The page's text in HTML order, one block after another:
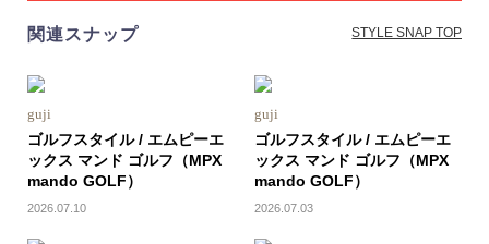
関連スナップ STYLE SNAP TOP
guji
ゴルフスタイル / エムピーエ
ックス マンド ゴルフ（MPX
mando GOLF）
2026.07.10
guji
ゴルフスタイル / エムピーエ
ックス マンド ゴルフ（MPX
mando GOLF）
2026.07.03